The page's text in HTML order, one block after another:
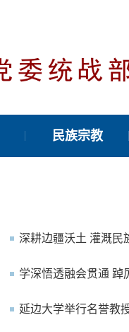
民族宗教
深耕边疆沃土 灌溉民
学深悟透融会贯通 踔
延边大学举行名誉教